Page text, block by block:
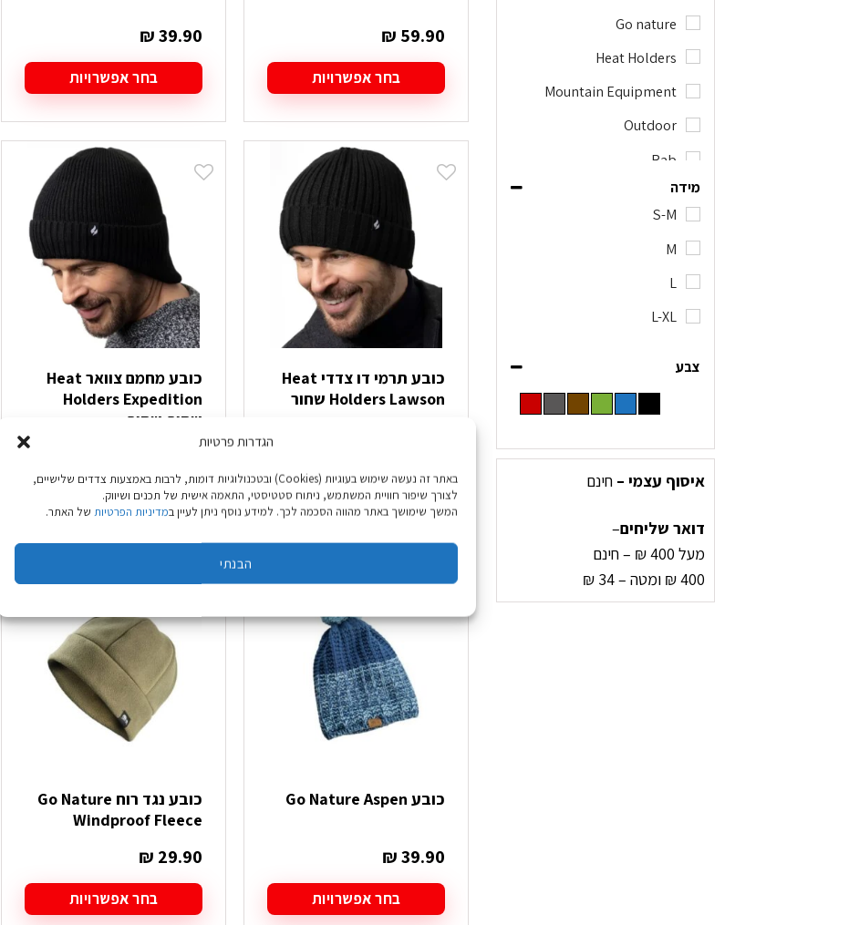
הגדרות פרטיות
באתר זה נעשה שימוש בעוגיות (Cookies) ובטכנולוגיות דומות, לרבות באמצעות צדדים שלישיים,
לצורך שיפור חוויית המשתמש, ניתוח סטטיסטי, התאמה אישית של תכנים ושיווק.
המשך שימושך באתר מהווה הסכמה לכך. למידע נוסף ניתן לעיין במדיניות הפרטיות של האתר.
הבנתי
Go nature
Heat Holders
Mountain Equipment
Outdoor
Rab
Regatta
Trekomania
מידה
S-M
M
L
L-XL
צבע
איסוף עצמי – חינם
דואר שליחים–
מעל 400 ₪ – חינם
400 ₪ ומטה – 34 ₪
₪ 59.90
בחר אפשרויות
למוצר
זה
יש
מספר
סוגים.
לבחור
האפשרויות
בעמוד
המוצר
₪39.90
בחר אפשרויות
למוצר
זה
יש
מספר
לבחור
האפשרויות
בעמוד
המוצר
כובע תרמי דו צדדי Heat
Holders Lawson שחור
הוספה לסל
כובע מחמם צוואר Heat
Holders Expedition
שחור-שחור
הוספה לסל
כובע Go Nature Aspen
₪39.90
בחר אפשרויות
כובע נגד רוח Go Nature
Windproof Fleece
₪ 29.90
בחר אפשרויות